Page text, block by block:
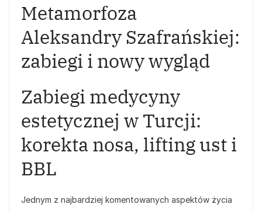
Metamorfoza
Aleksandry Szafrańskiej:
zabiegi i nowy wygląd
Zabiegi medycyny
estetycznej w Turcji:
korekta nosa, lifting ust i
BBL
Jednym z najbardziej komentowanych aspektów życia